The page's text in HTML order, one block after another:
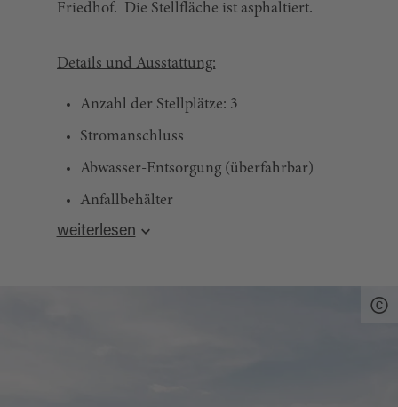
Friedhof. Die Stellfläche ist asphaltiert.
Details und Ausstattung:
Anzahl der Stellplätze: 3
Stromanschluss
Abwasser-Entsorgung (überfahrbar)
Anfallbehälter
Frischwasser
weiterlesen